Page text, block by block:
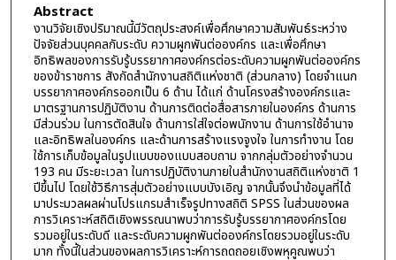
Abstract
งานวิจัยเชิงปริมาณนี้มีวัตถุประสงค์เพื่อศึกษาความสัมพันธ์ระหว่าง
ปัจจัยส่วนบุคคลกับระดับ ความผูกพันต่อองค์กร และเพื่อศึกษา
อิทธิพลของการรับรู้บรรยากาศองค์กรต่อระดับความผูกพันต่อองค์กร
ของข้าราชการ สังกัดสำนักงานสถิติแห่งชาติ (ส่วนกลาง) โดยจำแนก
บรรยากาศองค์กรออกเป็น 6 ด้าน ได้แก่ ด้านโครงสร้างองค์กรและ
มาตรฐานการปฏิบัติงาน ด้านการติดต่อสื่อสารภายในองค์กร ด้านการ
มีส่วนร่วม ในการตัดสินใจ ด้านการใส่ใจต่อพนักงาน ด้านการใช้อำนาจ
และอิทธิพลในองค์กร และด้านการสร้างแรงจูงใจ ในการทำงาน โดย
ใช้การเก็บข้อมูลในรูปแบบของแบบสอบถาม จากกลุ่มตัวอย่างจำนวน
193 คน มีระยะเวลา ในการปฏิบัติงานภายในสำนักงานสถิติแห่งชาติ 1
ปีขึ้นไป โดยใช้วิธีการสุ่มตัวอย่างแบบบังเอิญ จากนั้นจึงนำข้อมูลที่ได้
มาประมวลผลผ่านโปรแกรมสำเร็จรูปทางสถิติ SPSS ในส่วนของผล
การวิเคราะห์สถิติเชิงพรรณนาพบว่าการรับรู้บรรยากาศองค์กรโดย
รวมอยู่ในระดับดี และระดับความผูกพันต่อองค์กรโดยรวมอยู่ในระดับ
มาก ทั้งนี้ในส่วนของผลการวิเคราะห์การถดถอยเชิงพหุคูณพบว่า